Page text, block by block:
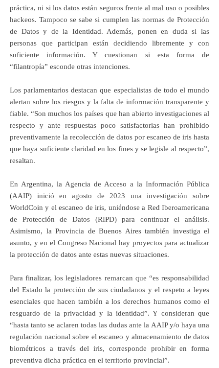
práctica, ni si los datos están seguros frente al mal uso o posibles
hackeos. Tampoco se sabe si cumplen las normas de Protección
de Datos y de la Identidad. Además, ponen en duda si las
personas que participan están decidiendo libremente y con
suficiente información. Y cuestionan si esta forma de
“filantropía” esconde otras intenciones.
Los parlamentarios destacan que especialistas de todo el mundo
alertan sobre los riesgos y la falta de información transparente y
fiable. “Son muchos los países que han abierto investigaciones al
respecto y ante respuestas poco satisfactorias han prohibido
preventivamente la recolección de datos por escaneo de iris hasta
que haya suficiente claridad en los fines y se legisle al respecto”,
resaltan.
En Argentina, la Agencia de Acceso a la Información Pública
(AAIP) inició en agosto de 2023 una investigación sobre
WorldCoin y el escaneo de iris, uniéndose a Red Iberoamericana
de Protección de Datos (RIPD) para continuar el análisis.
Asimismo, la Provincia de Buenos Aires también investiga el
asunto, y en el Congreso Nacional hay proyectos para actualizar
la protección de datos ante estas nuevas situaciones.
Para finalizar, los legisladores remarcan que “es responsabilidad
del Estado la protección de sus ciudadanos y el respeto a leyes
esenciales que hacen también a los derechos humanos como el
resguardo de la privacidad y la identidad”. Y consideran que
“hasta tanto se aclaren todas las dudas ante la AAIP y/o haya una
regulación nacional sobre el escaneo y almacenamiento de datos
biométricos a través del iris, corresponde prohibir en forma
preventiva dicha práctica en el territorio provincial”.